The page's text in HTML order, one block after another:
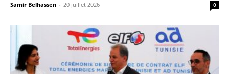
Samir Belhassen - 20 juillet 2026 0